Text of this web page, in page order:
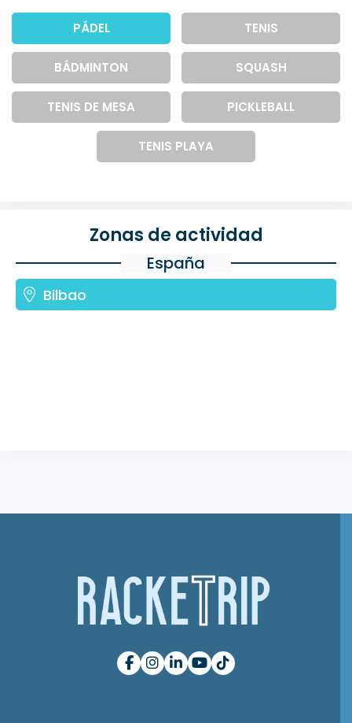
PÁDEL TENIS
BÁDMINTON SQUASH
TENIS DE MESA PICKLEBALL
TENIS PLAYA
Zonas de actividad
España
Bilbao